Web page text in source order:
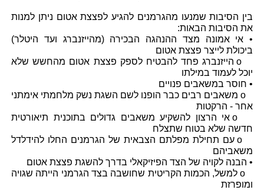
בין הסיבות שמנעו מהגרמנים להגיע לפצצת אטום ניתן למנות
את הסיבות הבאות:
• אי אמונה מצד ההנהגה הבכירה (מהייזנברג ועד היטלר)
ביכולת לייצר פצצת אטום
o הייזנברג פחד להבטיח לספק פצצת אטום מהחשש שלא
יוכל לעמוד במילתו
• חוסר במשאבים פנויים
o משאבים רבים כבר הופנו לשם השגת נשק מלחמתי אימתני
אחר - הרקטות
o אי הרצון להשקיע משאבים גדולים בתוכנית תיאורטית
חדשה שלא בטוח שתצלח
o עם תחילת מפלתם הצבאית של הגרמנים החלו להידלדל
משאביהם
• הבנה לקויה של הצד הפיזיקאלי בדרך להשגת פצצת אטום
o למשל, הכמות הקריטית שחושבה בצד הגרמני הייתה שגויה
ומופרזת